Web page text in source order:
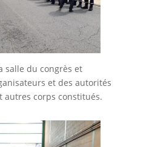
salle du congrès et
et des autorités
autres corps constitués.